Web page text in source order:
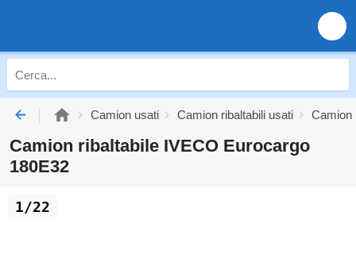
Camion usati Camion ribaltabili usati Camion
Camion ribaltabile IVECO Eurocargo
180E32
1/22